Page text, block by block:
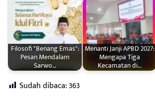
Filosofi "Benang Emas":
Pesan Mendalam
Sarwo…
Menanti Janji APBD 2027:
Mengapa Tiga
Kecamatan di…
Sudah dibaca:363